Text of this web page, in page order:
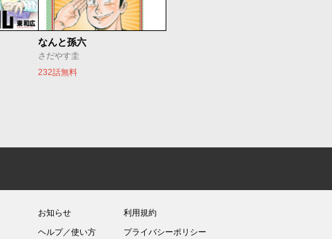
なんと孫六
さだやす圭
232話無料
お知らせ
ヘルプ／使い方
利用規約
プライバシーポリシー